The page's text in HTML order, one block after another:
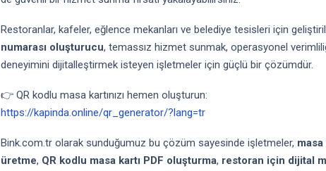
Restoranlar, kafeler, eğlence mekanları ve belediye tesisleri için
numarası oluşturucu, temassız hizmet sunmak, operasyonel
deneyimini dijitalleştirmek isteyen işletmeler için güçlü bir çözümdür.
👉 QR kodlu masa kartınızı hemen oluşturun:
https://kapinda.online/qr_generator/?lang=tr
Bink.com.tr olarak sunduğumuz bu çözüm sayesinde işletmeler,
üretme, QR kodlu masa kartı PDF oluşturma, restoran için dijital